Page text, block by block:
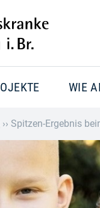
WIE
›› Spitzen-Ergebnis